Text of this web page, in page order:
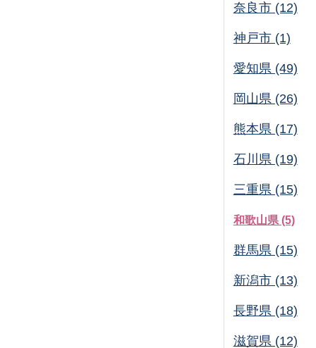
奈良市 (12)
神戸市 (1)
愛知県 (49)
岡山県 (26)
熊本県 (17)
石川県 (19)
三重県 (15)
和歌山県 (5)
群馬県 (15)
新潟市 (13)
長野県 (18)
滋賀県 (12)